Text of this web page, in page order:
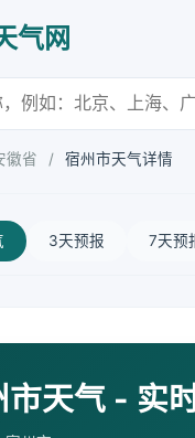
气网
徽省 / 宿州市天气详情
3天预报 7天预
市天气 - 实